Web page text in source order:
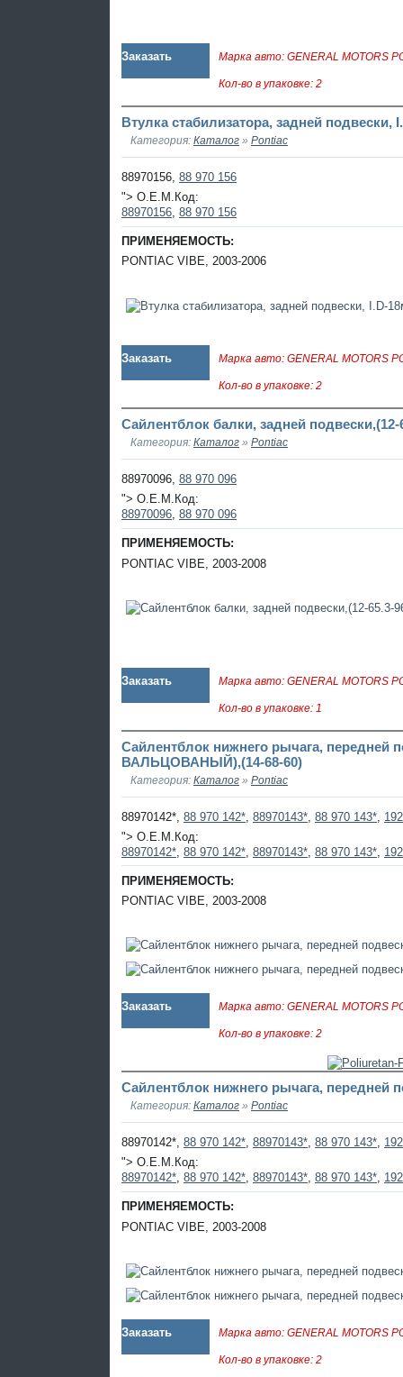
Заказать Марка авто: GENERAL MOTORS
Кол-во в упаковке: 2
Втулка стабилизатора, задней подвески,
Категория: Каталог » Pontiac
88970156, 88 970 156
"> O.E.M.Код:
88970156, 88 970 156
ПРИМЕНЯЕМОСТЬ:
PONTIAC VIBE, 2003-2006
Заказать Марка авто: GENERAL MOTORS
Кол-во в упаковке: 2
Сайлентблок балки, задней подвески,(12-
Категория: Каталог » Pontiac
88970096, 88 970 096
"> O.E.M.Код:
88970096, 88 970 096
ПРИМЕНЯЕМОСТЬ:
PONTIAC VIBE, 2003-2008
Заказать Марка авто: GENERAL MOTORS
Кол-во в упаковке: 1
Сайлентблок нижнего рычага, передней
ВАЛЬЦОВАНЫЙ),(14-68-60)
Категория: Каталог » Pontiac
88970142*, 88 970 142* 88970143* 88 970 143*
"> O.E.M.Код:
88970142* 88 970 142* 88970143* 88 970 143*
ПРИМЕНЯЕМОСТЬ:
PONTIAC VIBE, 2003-2008
Заказать Марка авто: GENERAL MOTORS
Кол-во в упаковке: 2
Сайлентблок нижнего рычага, передней
Категория: Каталог » Pontiac
88970142*, 88 970 142*, 88970143*, 88 970 143*,
"> O.E.M.Код:
88970142*, 88 970 142*, 88970143*, 88 970 143*,
ПРИМЕНЯЕМОСТЬ:
PONTIAC VIBE, 2003-2008
Заказать Марка авто: GENERAL MOTORS
Кол-во в упаковке: 2